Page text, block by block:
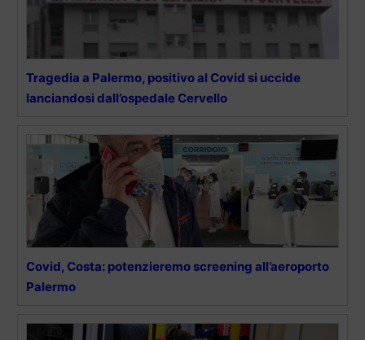
Tragedia a Palermo, positivo al Covid si uccide
lanciandosi dall’ospedale Cervello
Covid, Costa: potenzieremo screening all’aeroporto
Palermo